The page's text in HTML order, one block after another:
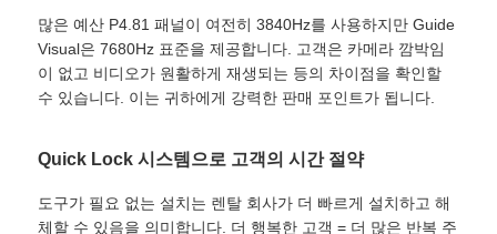
스테이지 LED 화면 임대
COB LED 비디오 월
투명한 LED 디스플레이
많은 예산 P4.81 패널이 여전히 3840Hz를 사용하지만 Guide
Visual은 7680Hz 표준을 제공합니다. 고객은 카메라 깜박임
이 없고 비디오가 원활하게 재생되는 등의 차이점을 확인할
수 있습니다. 이는 귀하에게 강력한 판매 포인트가 됩니다.
Quick Lock 시스템으로 고객의 시간 절약
도구가 필요 없는 설치는 렌탈 회사가 더 빠르게 설치하고 해
체할 수 있음을 의미합니다. 더 행복한 고객 = 더 많은 반복 주